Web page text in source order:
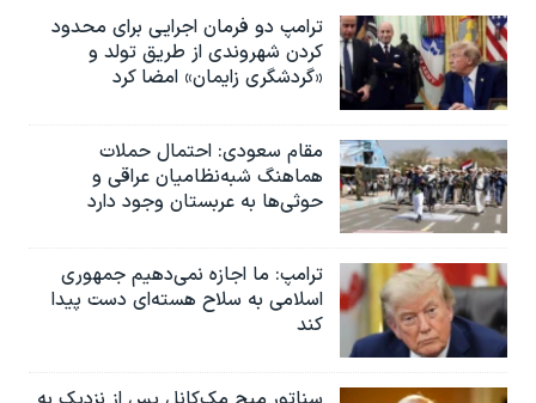
ترامپ دو فرمان اجرایی برای محدود
کردن شهروندی از طریق تولد و
«گردشگری زایمان» امضا کرد
مقام سعودی: احتمال حملات
هماهنگ شبه‌نظامیان عراقی و
حوثی‌ها به عربستان وجود دارد
ترامپ: ما اجازه نمی‌دهیم جمهوری
اسلامی به سلاح هسته‌ای دست پیدا
کند